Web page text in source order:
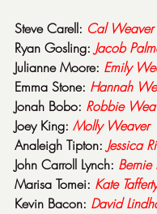
Steve Carell: Cal Weaver
Ryan Gosling: Jacob
Julianne Moore: Emily
Emma Stone: Hannah
Jonah Bobo: Robbie
Joey King: Molly Weaver
Analeigh Tipton: Jessica
John Carroll Lynch: Bernie
Marisa Tomei: Kate Tafferty
Kevin Bacon: David